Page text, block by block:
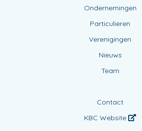
Ondernemingen
Particulieren
Verenigingen
Nieuws
Team
Contact
KBC Website